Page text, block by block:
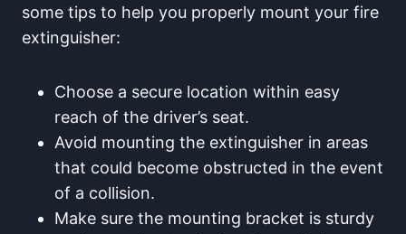
some tips to help you properly mount your fire
extinguisher:
Choose a secure location within easy
reach of the driver’s seat.
Avoid mounting the extinguisher in areas
that could become obstructed in the event
of a collision.
Make sure the mounting bracket is sturdy